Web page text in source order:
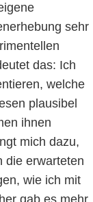
sehr
das: Ich
welche
plausibel
ihnen
mich dazu,
die erwarteten
wie ich mit
gab es mehr